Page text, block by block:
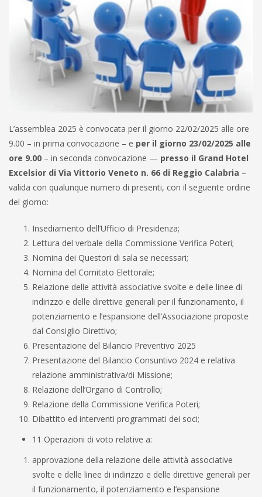
L’assemblea 2025 è convocata per il giorno 22/02/2025 alle ore
9.00 – in prima convocazione – e per il giorno 23/02/2025 alle
ore 9.00 – in seconda convocazione — presso il Grand Hotel
Excelsior di Via Vittorio Veneto n. 66 di Reggio Calabria –
valida con qualunque numero di presenti, con il seguente ordine
del giorno:
Insediamento dell’Ufficio di Presidenza;
Lettura del verbale della Commissione Verifica Poteri;
Nomina dei Questori di sala se necessari;
Nomina del Comitato Elettorale;
Relazione delle attività associative svolte e delle linee di
indirizzo e delle direttive generali per il funzionamento, il
potenziamento e l’espansione dell’Associazione proposte
dal Consiglio Direttivo;
Presentazione del Bilancio Preventivo 2025
Presentazione del Bilancio Consuntivo 2024 e relativa
relazione amministrativa/di Missione;
Relazione dell’Organo di Controllo;
Relazione della Commissione Verifica Poteri;
Dibattito ed interventi programmati dei soci;
11 Operazioni di voto relative a:
approvazione della relazione delle attività associative
svolte e delle linee di indirizzo e delle direttive generali per
il funzionamento, il potenziamento e l’espansione